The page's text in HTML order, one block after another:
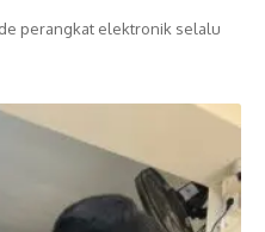
perangkat elektronik selalu